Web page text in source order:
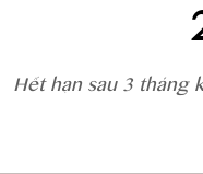
Hết hạn sau 3